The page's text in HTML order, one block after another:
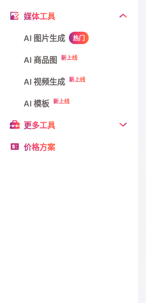
媒体工具
AI 图片生成 热门
AI 商品图 新上线
AI 视频生成 新上线
AI 模板 新上线
更多工具
价格方案